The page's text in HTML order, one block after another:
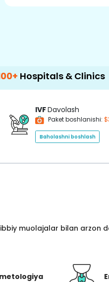
& Clinics 500+
IVFDavolash
Paket boshlanishi:
Baholashni boshlash
muolajalar bilan arzon